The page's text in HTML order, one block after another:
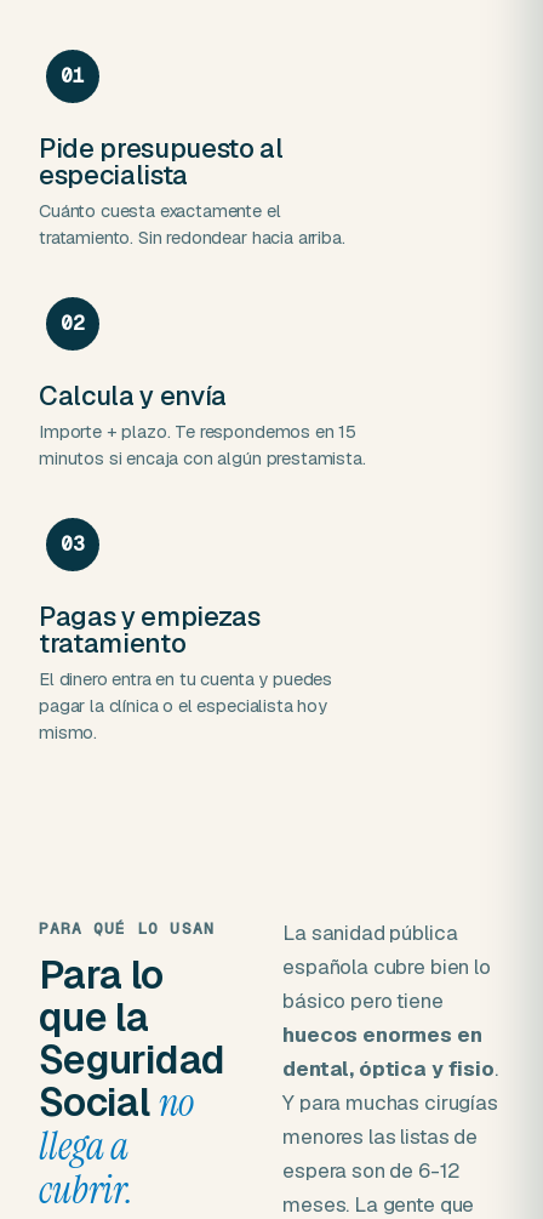
01
Pide presupuesto al
especialista
Cuánto cuesta exactamente el
tratamiento. Sin redondear hacia arriba.
02
Calcula y envía
Importe + plazo. Te respondemos en 15
minutos si encaja con algún prestamista.
03
Pagas y empiezas
tratamiento
El dinero entra en tu cuenta y puedes
pagar la clínica o el especialista hoy
mismo.
PARA QUÉ LO USAN
Para lo
que la
Seguridad
Socialno
llega a
cubrir.
La sanidad pública
española cubre bien lo
básico pero tiene
huecos enormes en
dental, óptica y fisio.
Y para muchas cirugías
menores las listas de
espera son de 6-12
meses. La gente que